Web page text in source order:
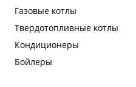
Газовые котлы
Твердотопливные котлы
Кондиционеры
Бойлеры